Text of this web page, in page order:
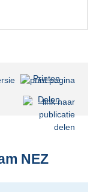
b
d
s
Printen
Delen
NEZ